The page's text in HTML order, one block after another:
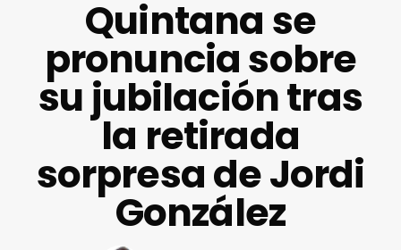
Quintana se
pronuncia sobre
su jubilación tras
la retirada
sorpresa de Jordi
González